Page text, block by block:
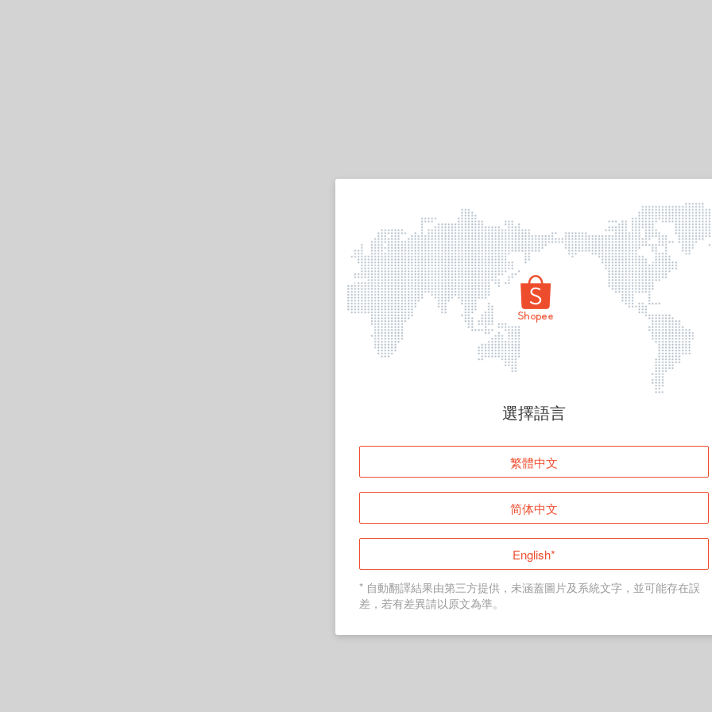
頁面無法顯示
登入
返回首頁
選擇語言
繁體中文
简体中文
English*
* 自動翻譯結果由第三方提供，未涵蓋圖片及系統文字，並可能存在誤
差，若有差異請以原文為準。